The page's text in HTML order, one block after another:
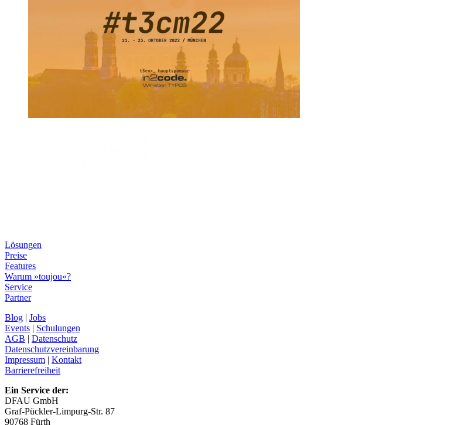
Lösungen
Preise
Features
Warum »toujou«?
Service
Partner
Blog | Jobs
Events | Schulungen
AGB | Datenschutz
Datenschutzvereinbarung
Impressum | Kontakt
Barrierefreiheit
Ein Service der:
DFAU GmbH
Graf-Pückler-Limpurg-Str. 87
90768 Fürth